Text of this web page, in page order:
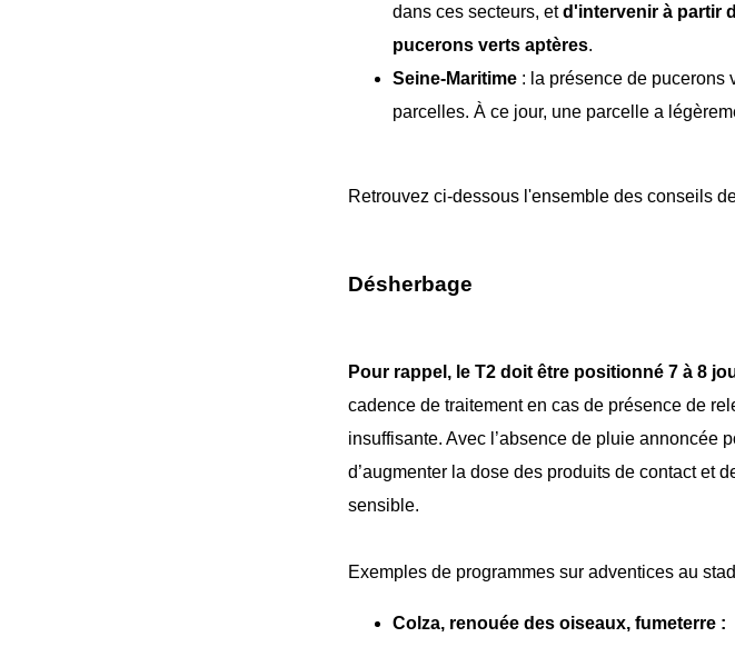
dans ces secteurs, etd'intervenir à partir
pucerons verts aptères.
Seine-Maritime : la présence de pucerons
parcelles. À ce jour, une parcelle a
Retrouvez ci-dessous l'ensemble des conseils
Désherbage
Pour rappel, le T2 doit être positionné 7 à 8
cadence de traitementen cas de présence de
insuffisante. Avec l’absence de pluie annoncée
d’augmenter la dose des produits de contact et
sensible.
Exemples de programmes sur adventices au
Colza, renouée des oiseaux, fumeterre :